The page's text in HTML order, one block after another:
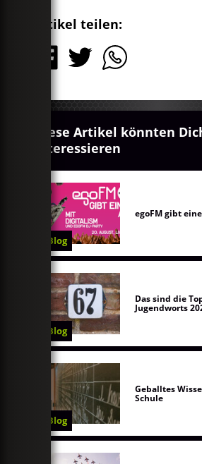
Artikel teilen:
Diese Artikel könnten
interessieren
Blog
egoFM gibt
Blog
Das sind die
Jugendworts
Blog
Geballtes
Schule